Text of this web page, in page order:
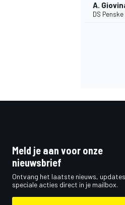
A.
DS Penske
Meld je aan voor onze
nieuwsbrief
Ontvang het laatste nieuws,
speciale acties direct in je mailbox.